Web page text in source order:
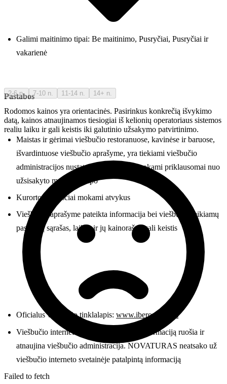
Galimi maitinimo tipai: Be maitinimo, Pusryčiai, Pusryčiai ir
vakarienė
Pastabos
Maistas ir gėrimai viešbučio restoranuose, kavinėse ir baruose,
išvardintuose viešbučio aprašyme, yra tiekiami viešbučio
administracijos nustatyta tvarka ir yra mokami priklausomai nuo
užsisakyto maitinimo tipo
Kurorto mokesčiai mokami atvykus
Viešbučio aprašyme pateikta informacija bei viešbučio teikiamų
paslaugų sąrašas, laikas ir jų kainoraštis gali keistis
Oficialus viešbučio tinklalapis: www.iberostar.com
Viešbučio interneto svetainėje pateiktą informaciją ruošia ir
atnaujina viešbučio administracija. NOVATURAS neatsako už
viešbučio interneto svetainėje patalpintą informaciją
2-6 n. 7-10 n. 11-14 n. 14+ n.
Rodomos kainos yra orientacinės. Pasirinkus konkrečią išvykimo
datą, kainos atnaujinamos tiesiogiai iš kelionių operatoriaus sistemos
realiu laiku ir gali keistis iki galutinio užsakymo patvirtinimo.
Failed to fetch